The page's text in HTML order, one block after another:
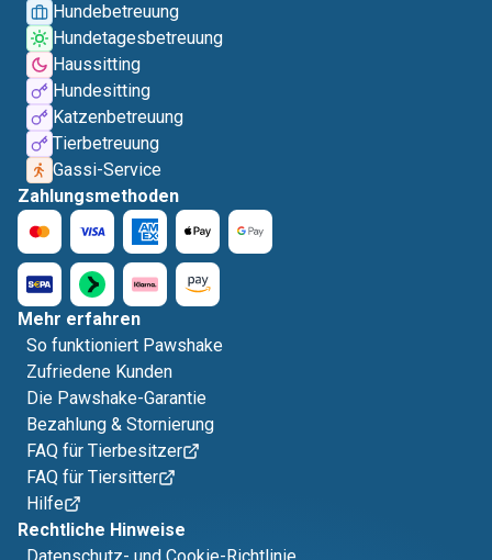
Hundebetreuung
Hundetagesbetreuung
Haussitting
Hundesitting
Katzenbetreuung
Tierbetreuung
Gassi-Service
Zahlungsmethoden
Mehr erfahren
So funktioniert Pawshake
Zufriedene Kunden
Die Pawshake-Garantie
Bezahlung & Stornierung
FAQ für Tierbesitzer
FAQ für Tiersitter
Hilfe
Rechtliche Hinweise